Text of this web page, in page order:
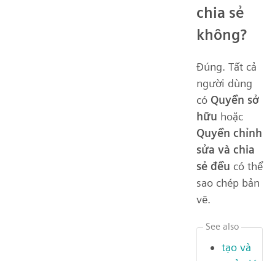
chia sẻ
không?
Đúng. Tất cả
người dùng
có Quyền sở
hữu hoặc
Quyền chỉnh
sửa và chia
sẻ đều có thể
sao chép bản
vẽ.
tạo và
See also